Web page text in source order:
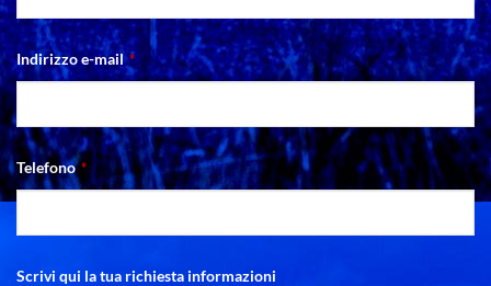
Indirizzo e-mail *
Telefono *
Scrivi qui la tua richiesta informazioni